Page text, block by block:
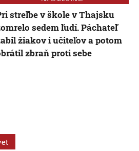
streľbe v škole v Thajsku
sedem ľudí. Páchateľ
žiakov i učiteľov a potom
zbraň proti sebe